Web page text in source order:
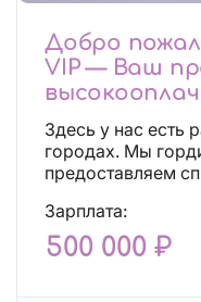
Добро
VIP — Ваш
Здесь у нас есть
городах. Мы
предоставляем
Зарплата:
500 000 ₽